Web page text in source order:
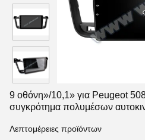
9 οθόνη»/10,1» για Peugeot
συγκρότημα πολυμέσων
Λεπτομέρειες προϊόντων